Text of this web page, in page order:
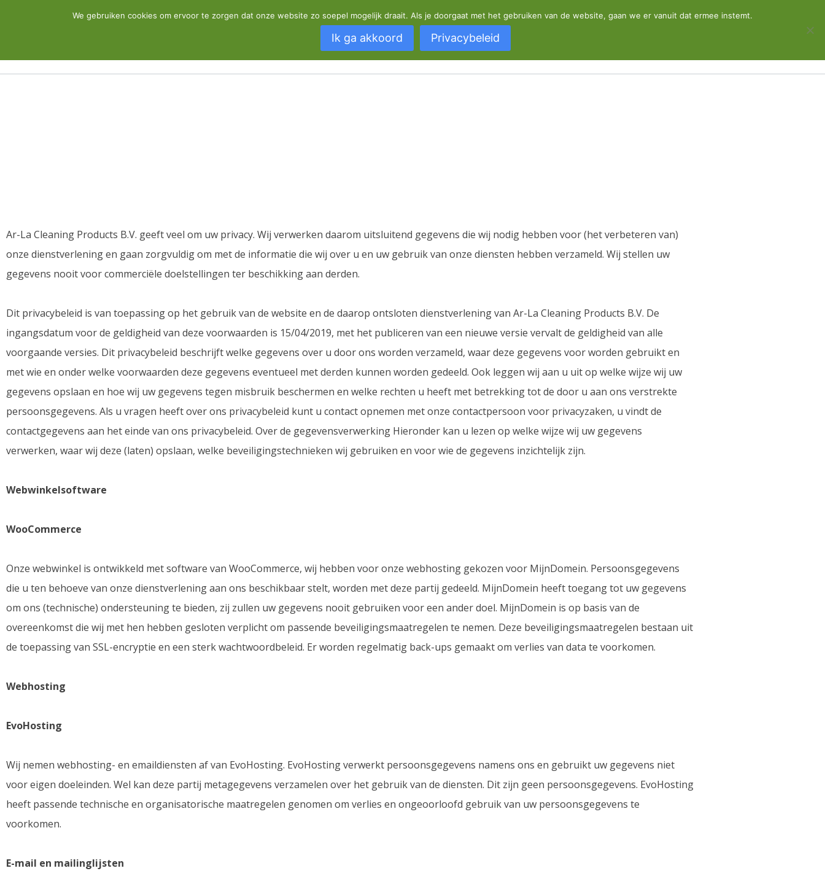
Gratis verzending voor bestellingen vanaf 150 €+
Webwinkel Informatie
Ar-La Cleaning Products B.V. geeft veel om uw privacy. Wij verwerken daarom uitsluitend gegevens die wij nodig hebben voor (het verbeteren van)
onze dienstverlening en gaan zorgvuldig om met de informatie die wij over u en uw gebruik van onze diensten hebben verzameld. Wij stellen uw
gegevens nooit voor commerciële doelstellingen ter beschikking aan derden.
Dit privacybeleid is van toepassing op het gebruik van de website en de daarop ontsloten dienstverlening van Ar-La Cleaning Products B.V. De
ingangsdatum voor de geldigheid van deze voorwaarden is 15/04/2019, met het publiceren van een nieuwe versie vervalt de geldigheid van alle
voorgaande versies. Dit privacybeleid beschrijft welke gegevens over u door ons worden verzameld, waar deze gegevens voor worden gebruikt en
met wie en onder welke voorwaarden deze gegevens eventueel met derden kunnen worden gedeeld. Ook leggen wij aan u uit op welke wijze wij uw
gegevens opslaan en hoe wij uw gegevens tegen misbruik beschermen en welke rechten u heeft met betrekking tot de door u aan ons verstrekte
persoonsgegevens. Als u vragen heeft over ons privacybeleid kunt u contact opnemen met onze contactpersoon voor privacyzaken, u vindt de
contactgegevens aan het einde van ons privacybeleid. Over de gegevensverwerking Hieronder kan u lezen op welke wijze wij uw gegevens
verwerken, waar wij deze (laten) opslaan, welke beveiligingstechnieken wij gebruiken en voor wie de gegevens inzichtelijk zijn.
Webwinkelsoftware
WooCommerce
Onze webwinkel is ontwikkeld met software van WooCommerce, wij hebben voor onze webhosting gekozen voor MijnDomein. Persoonsgegevens
die u ten behoeve van onze dienstverlening aan ons beschikbaar stelt, worden met deze partij gedeeld. MijnDomein heeft toegang tot uw gegevens
om ons (technische) ondersteuning te bieden, zij zullen uw gegevens nooit gebruiken voor een ander doel. MijnDomein is op basis van de
overeenkomst die wij met hen hebben gesloten verplicht om passende beveiligingsmaatregelen te nemen. Deze beveiligingsmaatregelen bestaan uit
de toepassing van SSL-encryptie en een sterk wachtwoordbeleid. Er worden regelmatig back-ups gemaakt om verlies van data te voorkomen.
Webhosting
EvoHosting
Wij nemen webhosting- en emaildiensten af van EvoHosting. EvoHosting verwerkt persoonsgegevens namens ons en gebruikt uw gegevens niet
voor eigen doeleinden. Wel kan deze partij metagegevens verzamelen over het gebruik van de diensten. Dit zijn geen persoonsgegevens. EvoHosting
heeft passende technische en organisatorische maatregelen genomen om verlies en ongeoorloofd gebruik van uw persoonsgegevens te
voorkomen.
E-mail en mailinglijsten
We gebruiken cookies om ervoor te zorgen dat onze website zo soepel mogelijk draait. Als je doorgaat met het gebruiken van de website, gaan we er vanuit dat ermee instemt.
Ik ga akkoord Privacybeleid